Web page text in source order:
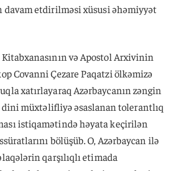
davam etdirilməsi xüsusi əhəmiyyət
və Apostol Arxivinin
Covanni Çezare Paqatzi ölkəmizə
xatırlayaraq Azərbaycanın zəngin
müxtəlifliyə əsaslanan tolerantlıq
istiqamətində həyata keçirilən
bölüşüb. O, Azərbaycan ilə
qarşılıqlı etimada